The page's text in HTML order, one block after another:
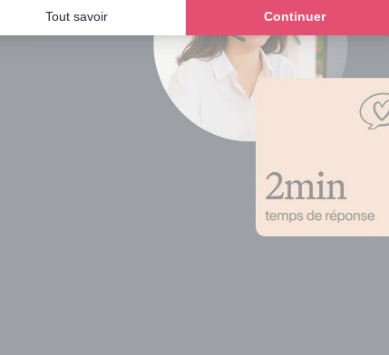
Tout savoir Continuer